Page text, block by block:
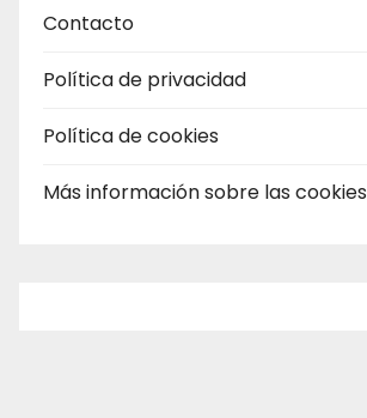
Contacto
Política de privacidad
Política de cookies
Más información sobre las cookies